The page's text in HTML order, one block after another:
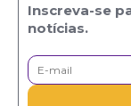
Inscreva-se
notícias.